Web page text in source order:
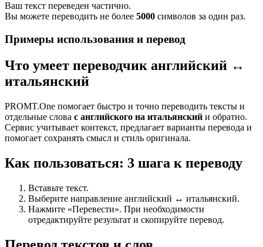
Ваш текст переведен частично.
Вы можете переводить не более 5000 символов за один раз.
Примеры использования и перевод
Что умеет переводчик английский ↔
итальянский
PROMT.One помогает быстро и точно переводить тексты и
отдельные слова с английского на итальянский и обратно.
Сервис учитывает контекст, предлагает варианты перевода и
помогает сохранять смысл и стиль оригинала.
Как пользоваться: 3 шага к переводу
Вставьте текст.
Выберите направление английский ↔ итальянский.
Нажмите «Перевести». При необходимости
отредактируйте результат и скопируйте перевод.